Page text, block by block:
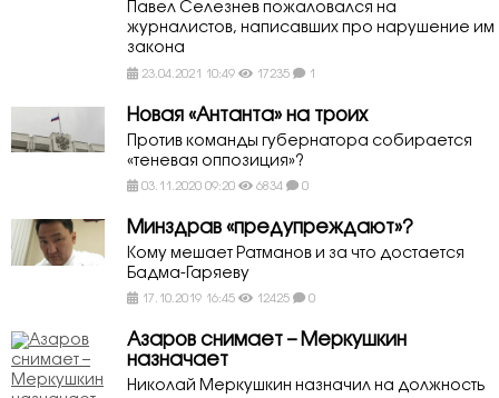
Павел Селезнев пожаловался на
журналистов, написавших про нарушение им
закона
23.04.2021 10:49 17235 1
Новая «Антанта» на троих
Против команды губернатора собирается
«теневая оппозиция»?
03.11.2020 09:20 6834 0
Минздрав «предупреждают»?
Кому мешает Ратманов и за что достается
Бадма-Гаряеву
17.10.2019 16:45 12425 0
Азаров снимает – Меркушкин
назначает
Николай Меркушкин назначил на должность